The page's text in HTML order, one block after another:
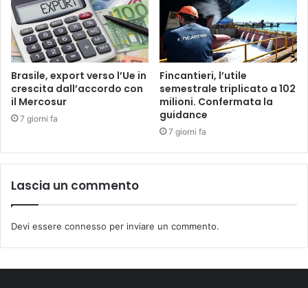
Brasile, export verso l’Ue in
crescita dall’accordo con
il Mercosur
7 giorni fa
Fincantieri, l’utile
semestrale triplicato a 102
milioni. Confermata la
guidance
7 giorni fa
Lascia un commento
Devi essere connesso per inviare un commento.